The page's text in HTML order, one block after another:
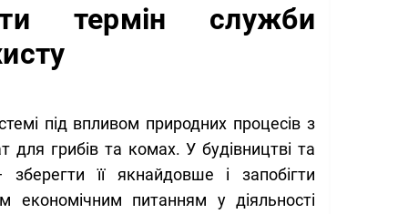
термін служби
під впливом природних процесів з
грибів та комах. У будівництві та
її якнайдовше і запобігти
економічним питанням у діяльності